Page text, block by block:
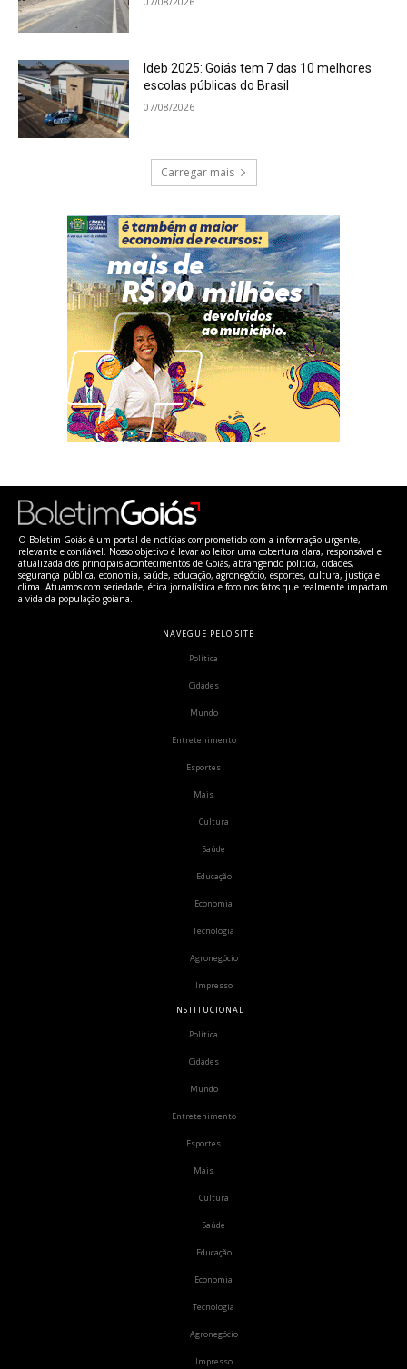
Ideb 2025: Goiás tem 7 das 10 melhores
escolas públicas do Brasil
07/08/2026
Carregar mais
O Boletim Goiás é um portal de notícias comprometido com a informação urgente,
relevante e confiável. Nosso objetivo é levar ao leitor uma cobertura clara, responsável e
atualizada dos principais acontecimentos de Goiás, abrangendo política, cidades,
segurança pública, economia, saúde, educação, agronegócio, esportes, cultura, justiça e
clima. Atuamos com seriedade, ética jornalística e foco nos fatos que realmente impactam
a vida da população goiana.
NAVEGUE PELO SITE
Política
Cidades
Mundo
Entretenimento
Esportes
Mais
Cultura
Saúde
Educação
Economia
Tecnologia
Agronegócio
Impresso
INSTITUCIONAL
Política
Cidades
Mundo
Entretenimento
Esportes
Mais
Cultura
Saúde
Educação
Economia
Tecnologia
Agronegócio
Impresso